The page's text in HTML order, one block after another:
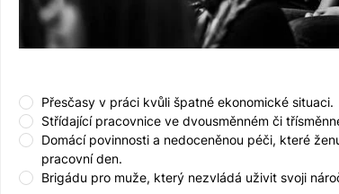
Přesčasy v práci kvůli špatné ekonomické situaci.
Střídající pracovnice ve dvousměnném či
Domácí povinnosti a nedoceněnou péči, které
pracovní den.
Brigádu pro muže, který nezvládá uživit svoji